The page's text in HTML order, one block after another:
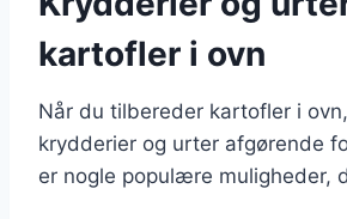
kartofler i ovn
Når du tilbereder kartofler i
krydderier og urter afgørende
er nogle populære muligheder,